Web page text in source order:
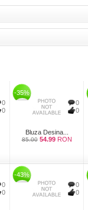
0
0
-35%
0
0
Bluza Desina...
85.00 54.99 RON
0
0
-43%
0
0